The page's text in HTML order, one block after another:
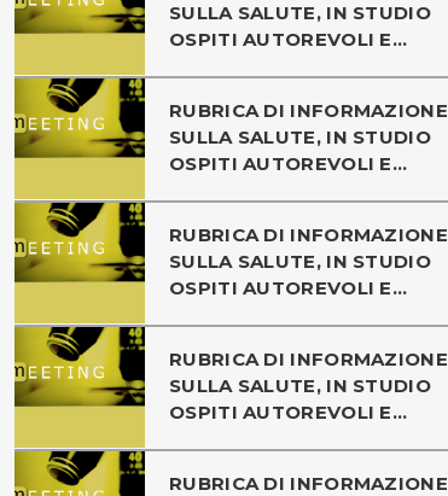
SULLA SALUTE, IN STUDIO
OSPITI AUTOREVOLI E...
RUBRICA DI INFORMAZIONE
SULLA SALUTE, IN STUDIO
OSPITI AUTOREVOLI E...
RUBRICA DI INFORMAZIONE
SULLA SALUTE, IN STUDIO
OSPITI AUTOREVOLI E...
RUBRICA DI INFORMAZIONE
SULLA SALUTE, IN STUDIO
OSPITI AUTOREVOLI E...
RUBRICA DI INFORMAZIONE